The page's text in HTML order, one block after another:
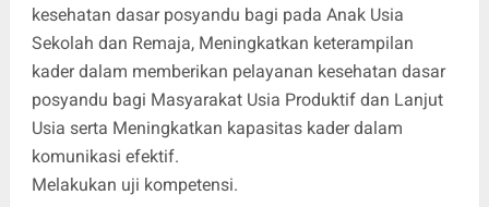
kesehatan dasar posyandu bagi pada Anak Usia
Sekolah dan Remaja, Meningkatkan keterampilan
kader dalam memberikan pelayanan kesehatan dasar
posyandu bagi Masyarakat Usia Produktif dan Lanjut
Usia serta Meningkatkan kapasitas kader dalam
komunikasi efektif.
Melakukan uji kompetensi.